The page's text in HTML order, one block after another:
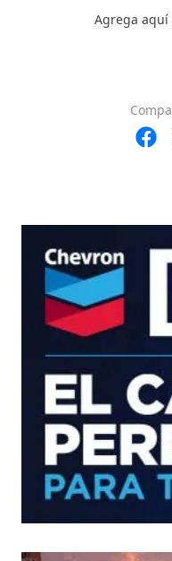
Agrega